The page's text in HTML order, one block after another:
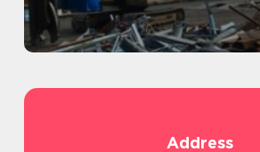
Address